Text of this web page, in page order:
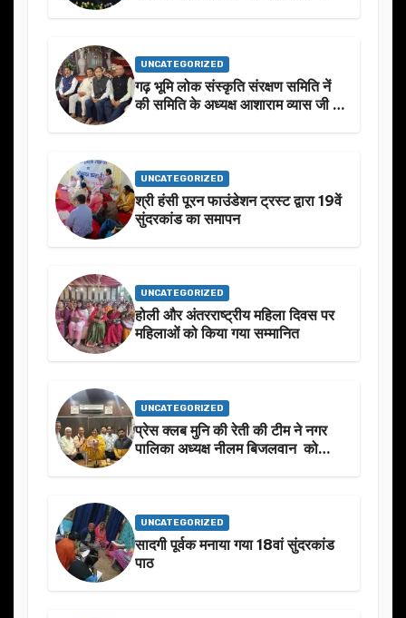
UNCATEGORIZED
गढ़ भूमि लोक संस्कृति संरक्षण समिति नें
की समिति के अध्यक्ष आशाराम व्यास जी के
UNCATEGORIZED
श्री हंसी पूरन फाउंडेशन ट्रस्ट द्वारा 19वें
सुंदरकांड का समापन
UNCATEGORIZED
होली और अंतरराष्ट्रीय महिला दिवस पर
महिलाओं को किया गया सम्मानित
UNCATEGORIZED
प्रेस क्लब मुनि की रेती की टीम ने नगर
पालिका अध्यक्ष नीलम बिजलवान को
UNCATEGORIZED
सादगी पूर्वक मनाया गया 18वां सुंदरकांड
पाठ